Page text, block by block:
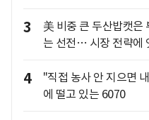
3
美 비중 큰 두산밥캣은
는 선전… 시장 전략에
4
"직접 농사 안 지으면
에 떨고 있는 6070